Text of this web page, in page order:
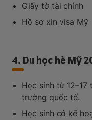
Giấy tờ tài chính
Hồ sơ xin visa Mỹ
4. Du học hè Mỹ
Học sinh từ
trường quốc tế.
Học sinh có kế